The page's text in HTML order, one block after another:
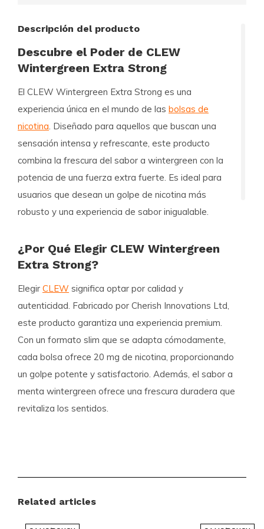
Descripción del producto
Descubre el Poder de CLEW
Wintergreen Extra Strong
El CLEW Wintergreen Extra Strong es una
experiencia única en el mundo de las bolsas de
nicotina. Diseñado para aquellos que buscan una
sensación intensa y refrescante, este producto
combina la frescura del sabor a wintergreen con la
potencia de una fuerza extra fuerte. Es ideal para
usuarios que desean un golpe de nicotina más
robusto y una experiencia de sabor inigualable.
¿Por Qué Elegir CLEW Wintergreen
Extra Strong?
Elegir CLEW significa optar por calidad y
autenticidad. Fabricado por Cherish Innovations Ltd,
este producto garantiza una experiencia premium.
Con un formato slim que se adapta cómodamente,
cada bolsa ofrece 20 mg de nicotina, proporcionando
un golpe potente y satisfactorio. Además, el sabor a
menta wintergreen ofrece una frescura duradera que
revitaliza los sentidos.
Peso por bolsa:
Related articles